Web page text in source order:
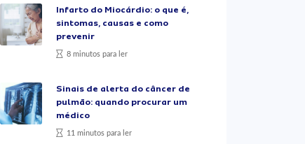
Infarto do Miocárdio: o que é,
sintomas, causas e como
prevenir
8 minutos para ler
Sinais de alerta do câncer de
pulmão: quando procurar um
médico
11 minutos para ler